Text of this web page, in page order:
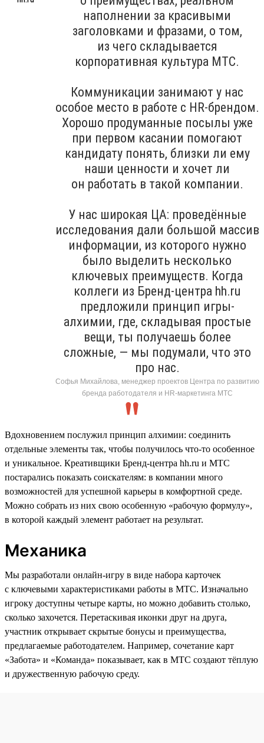
наполнении за красивыми
заголовками и фразами, о том,
из чего складывается
корпоративная культура МТС.
Коммуникации занимают у нас
особое место в работе с HR-брендом.
Хорошо продуманные посылы уже
при первом касании помогают
кандидату понять, близки ли ему
наши ценности и хочет ли
он работать в такой компании.
У нас широкая ЦА: проведённые
исследования дали большой массив
информации, из которого нужно
было выделить несколько
ключевых преимуществ. Когда
коллеги из Бренд-центра hh.ru
предложили принцип игры-
алхимии, где, складывая простые
вещи, ты получаешь более
сложные, — мы подумали, что это
про нас.
Софья Михайлова, менеджер проектов Центра по развитию
бренда работодателя и HR-маркетинга МТС
Вдохновением послужил принцип алхимии: соединить
отдельные элементы так, чтобы получилось что-то особенное
и уникальное. Креативщики Бренд-центра hh.ru и МТС
постарались показать соискателям: в компании много
возможностей для успешной карьеры в комфортной среде.
Можно собрать из них свою особенную «рабочую формулу»,
в которой каждый элемент работает на результат.
Механика
Мы разработали онлайн-игру в виде набора карточек
с ключевыми характеристиками работы в МТС. Изначально
игроку доступны четыре карты, но можно добавить столько,
сколько захочется. Перетаскивая иконки друг на друга,
участник открывает скрытые бонусы и преимущества,
предлагаемые работодателем. Например, сочетание карт
«Забота» и «Команда» показывает, как в МТС создают тёплую
и дружественную рабочую среду.